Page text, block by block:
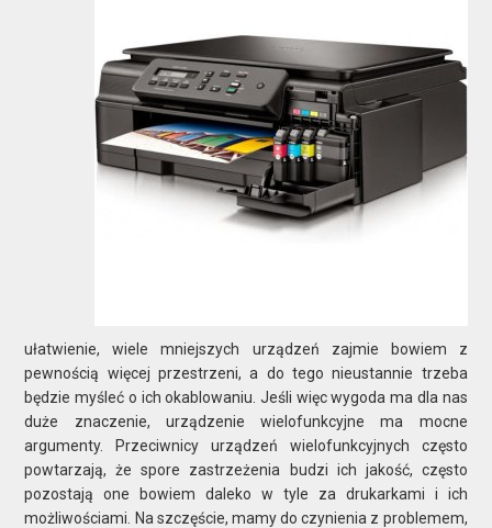
ułatwienie, wiele mniejszych urządzeń zajmie bowiem z
pewnością więcej przestrzeni, a do tego nieustannie trzeba
będzie myśleć o ich okablowaniu. Jeśli więc wygoda ma dla nas
duże znaczenie, urządzenie wielofunkcyjne ma mocne
argumenty. Przeciwnicy urządzeń wielofunkcyjnych często
powtarzają, że spore zastrzeżenia budzi ich jakość, często
pozostają one bowiem daleko w tyle za drukarkami i ich
możliwościami. Na szczęście, mamy do czynienia z problemem,